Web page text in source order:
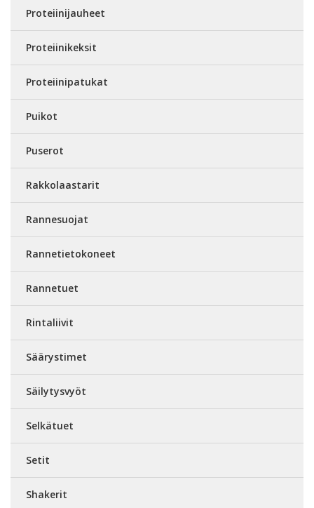
Proteiinijauheet
Proteiinikeksit
Proteiinipatukat
Puikot
Puserot
Rakkolaastarit
Rannesuojat
Rannetietokoneet
Rannetuet
Rintaliivit
Säärystimet
Säilytysvyöt
Selkätuet
Setit
Shakerit